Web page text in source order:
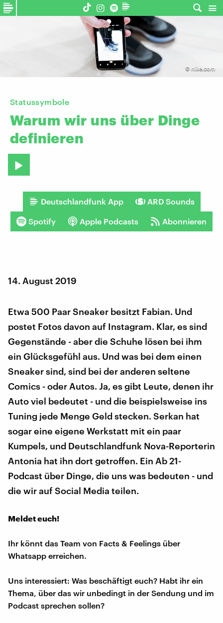
© nike.com
Statussymbole
Warum wir uns über Dinge
definieren
Deutschlandfunk App ARD Sounds
Spotify Apple Podcasts Abonnieren
14. August 2019
Etwa 500 Paar Sneaker besitzt Fabian. Und
postet Fotos davon auf Instagram. Klar, es sind
Gegenstände - aber die Schuhe lösen bei ihm
ein Glücksgefühl aus. Und was bei dem einen
Sneaker sind, sind bei der anderen seltene
Comics - oder Autos. Ja, es gibt Leute, denen ihr
Auto viel bedeutet - und die beispielsweise ins
Tuning jede Menge Geld stecken. Serkan hat
sogar eine eigene Werkstatt mit ein paar
Kumpels, und Deutschlandfunk Nova-Reporterin
Antonia hat ihn dort getroffen. Ein Ab 21-
Podcast über Dinge, die uns was bedeuten - und
die wir auf Social Media teilen.
Meldet euch!
Ihr könnt das Team von Facts & Feelings über
Whatsapp erreichen.
Uns interessiert: Was beschäftigt euch? Habt ihr ein
Thema, über das wir unbedingt in der Sendung und im
Podcast sprechen sollen?